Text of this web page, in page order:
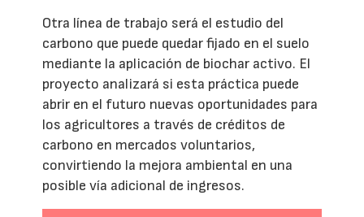
Otra línea de trabajo será el estudio del
carbono que puede quedar fijado en el suelo
mediante la aplicación de biochar activo. El
proyecto analizará si esta práctica puede
abrir en el futuro nuevas oportunidades para
los agricultores a través de créditos de
carbono en mercados voluntarios,
convirtiendo la mejora ambiental en una
posible vía adicional de ingresos.